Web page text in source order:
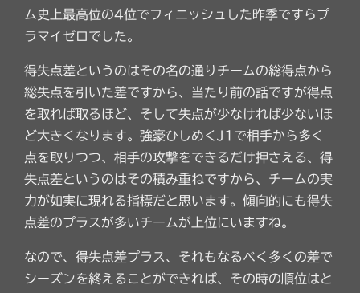
ム史上最高位の4位でフィニッシュした昨季ですらプ
ラマイゼロでした。
得失点差というのはその名の通りチームの総得点から
総失点を引いた差ですから、当たり前の話ですが得点
を取れば取るほど、そして失点が少なければ少ないほ
ど大きくなります。強豪ひしめくJ1で相手から多く
点を取りつつ、相手の攻撃をできるだけ押さえる、得
失点差というのはその積み重ねですから、チームの実
力が如実に現れる指標だと思います。傾向的にも得失
点差のプラスが多いチームが上位にいますね。
なので、得失点差プラス、それもなるべく多くの差で
シーズンを終えることができれば、その時の順位はと